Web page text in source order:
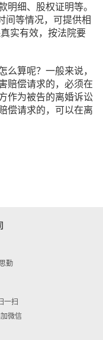
明细、股权证明等。
间等情况，可提供相
实有效，按法院要
么算呢？一般来说，
赔偿请求的，必须在
作为被告的离婚诉讼
偿请求的，可以在离
勤
一扫
微信